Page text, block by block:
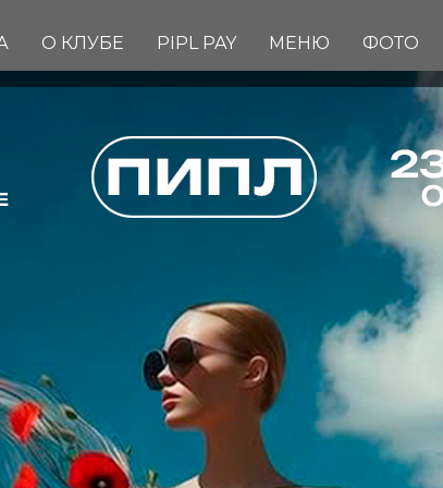
О КЛУБЕ PIPL PAY МЕНЮ ФОТО
FC/DC: 18+
Start: 23:00
Dress Code: HAIPOVIY
Адрес:
Info & Reserve:
FREE BAR для
В СПИСКИ